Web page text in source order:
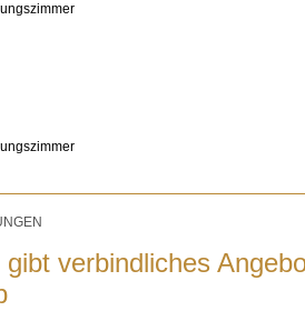
verbindliches